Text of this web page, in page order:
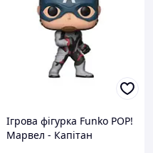
Ігрова фігурка Funko POP!
Марвел - Капітан